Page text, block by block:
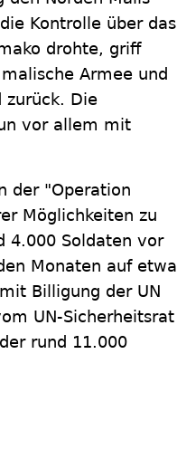
Kontrolle über das
drohte, griff
Armee und
zurück. Die
vor allem mit
der "Operation
Möglichkeiten zu
4.000 Soldaten vor
Monaten auf etwa
Billigung der UN
UN-Sicherheitsrat
rund 11.000